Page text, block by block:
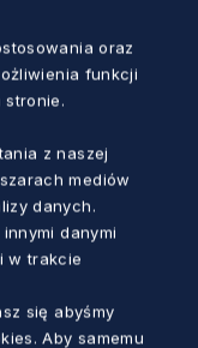
3 miesiące temu
oraz
funkcji
stronie.
z naszej
mediów
danych.
danymi
w trakcie
się abyśmy
Aby samemu